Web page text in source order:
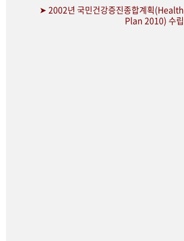
➤ 2002년 국민건강증진종합계획(Health
Plan 2010) 수립